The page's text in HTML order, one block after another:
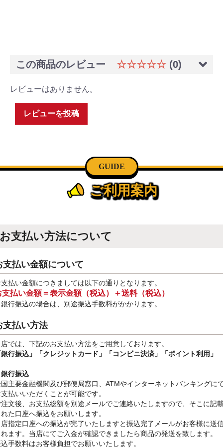
この商品のレビュー ☆☆☆☆☆ (0)
レビューはありません。
レビューを投稿
GUIDE
ご利用案内
お支払い方法について
支払い金額について
払い金額につきましては以下の通りとなります。
支払い金額＝表示金額（税込）＋送料（税込）
行振込の場合は、別途振込手数料がかかります。
支払い方法
では、下記のお支払い方法をご用意しております。
行振込」
「クレジットカード」「コンビニ決済」「ポイント利用」
行振込
主要金融機関及び郵便局窓口、ATMやインターネットバンキングに
払いいただくことが可能です。
文後、お支払総額を別途メールでご連絡いたしますので、そこに記
た口座へ振込をお願いします。
指定口座への振込が完了いたしますと振込完了メールがお客様に送
ます。当店にてご入金が確認できましたら商品の発送を致します。
手数料はお客様負担でお願いいたします。